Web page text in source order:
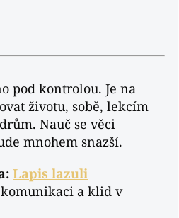
pod kontrolou. Je na
životu, sobě, lekcím
Nauč se věci
mnohem snazší.
Lapis lazuli
a klid v